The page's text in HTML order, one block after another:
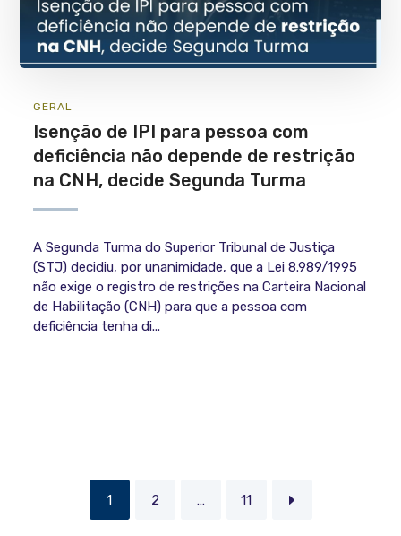
GERAL
Isenção de IPI para pessoa com
deficiência não depende de restrição
na CNH, decide Segunda Turma
A Segunda Turma do Superior Tribunal de Justiça
(STJ) decidiu, por unanimidade, que a Lei 8.989/1995
não exige o registro de restrições na Carteira Nacional
de Habilitação (CNH) para que a pessoa com
deficiência tenha di...
1 2 … 11